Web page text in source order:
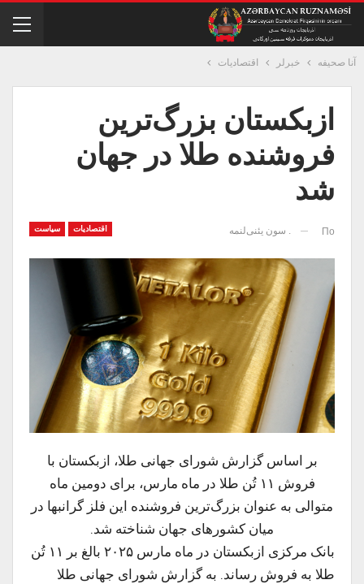
آنا صحیفه خبرلر اقتصادیات
ازبکستان بزرگ‌ترین
فروشنده طلا در جهان
شد
اقتصادیات سیاست По . سون یئنی‌لنمه
بر اساس گزارش شورای جهانی طلا، ازبکستان با
فروش ۱۱ تُن طلا در ماه مارس، برای دومین ماه
متوالی به عنوان بزرگ‌ترین فروشنده این فلز گرانبها در
میان کشورهای جهان شناخته شد.
بانک مرکزی ازبکستان در ماه مارس ۲۰۲۵ بالغ بر ۱۱ تُن
طلا به فروش رساند. به گزارش شورای جهانی طلا